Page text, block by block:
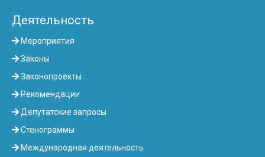
Деятельность
Мероприятия
Законы
Законопроекты
Рекомендации
Депутатские запросы
Стенограммы
Международная деятельность